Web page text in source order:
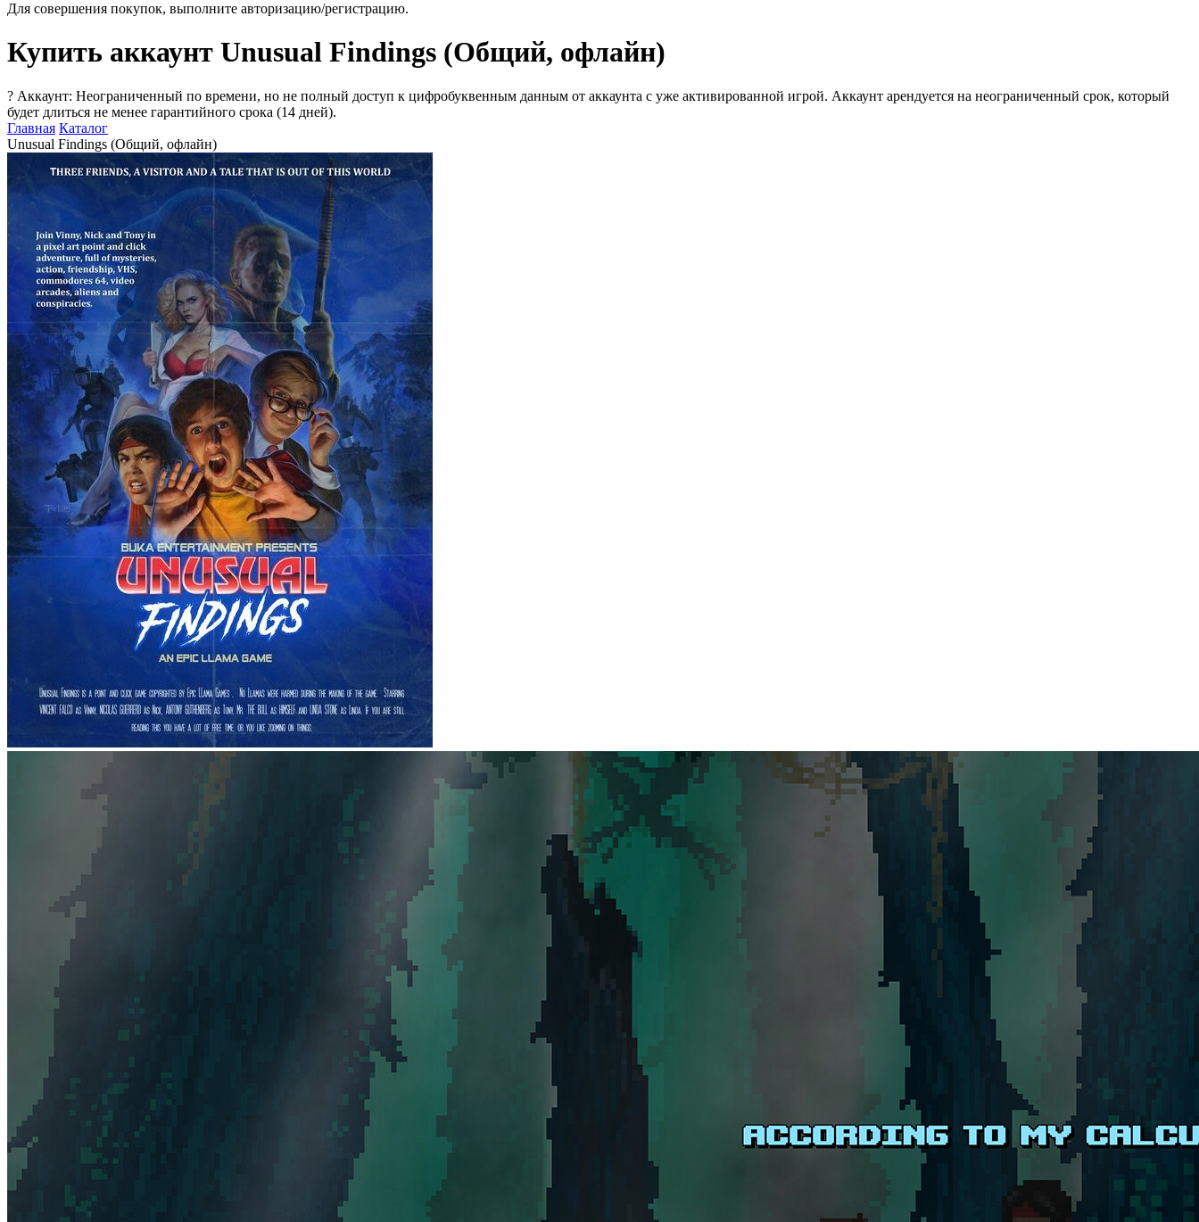
Для совершения покупок, выполните авторизацию/регистрацию.
Купить аккаунт Unusual Findings (Общий, офлайн)
? Аккаунт: Неограниченный по времени, но не полный доступ к цифробуквенным данным от аккаунта с уже активированной игрой. Аккаунт арендуется на неограниченный срок, который
будет длиться не менее гарантийного срока (14 дней).
Главная Каталог
Unusual Findings (Общий, офлайн)